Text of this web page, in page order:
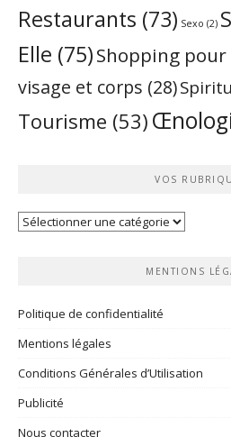
Restaurants (73) Sexo (2)
Elle (75)Shopping pour
visage et corps (28)
Tourisme (53)
VOS
Vos
MENTIONS
Politique de confidentialité
Mentions légales
Conditions Générales d’Utilisation
Publicité
Nous contacter